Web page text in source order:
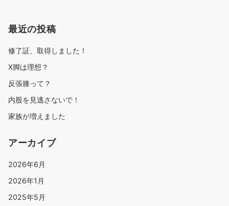
最近の投稿
修了証、取得しました！
X脚は理想？
反張膝って？
内股を見逃さないで！
家族が増えました
アーカイブ
2026年6月
2026年1月
2025年5月